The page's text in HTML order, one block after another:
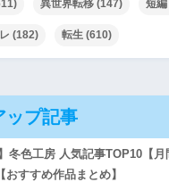
異世界転移 (147) 短編
(182) 転生 (610)
ップ記事
冬色工房 人気記事TOP10【
おすすめ作品まとめ】